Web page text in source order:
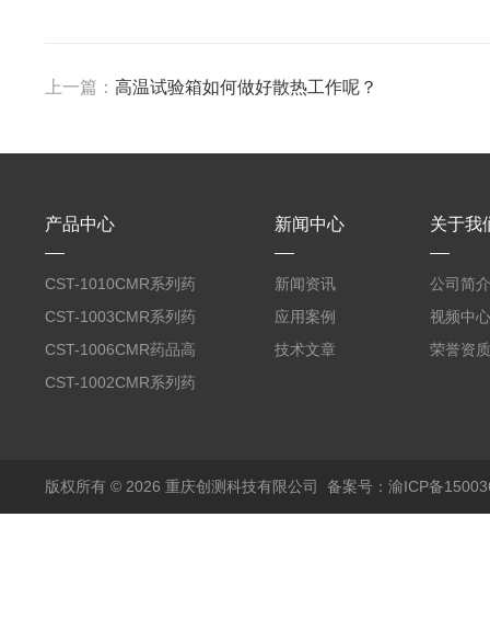
上一篇： 高温试验箱如何做好散热工作呢？
产品中心
CST-1010CMR系列药
品高温试验箱
CST-1003CMR系列药
品高温试验箱
CST-1006CMR药品高
温试验箱
CST-1002CMR系列药
新闻中心
新闻资讯
应用案例
技术文章
关于我
公司简介
视频中心
荣誉资质
版权所有 © 2026 重庆创测科技有限公司 备案号：渝ICP备